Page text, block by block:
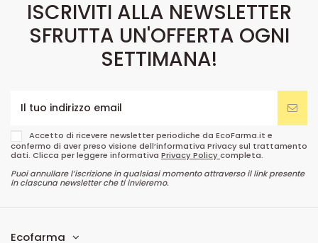
ISCRIVITI ALLA NEWSLETTER
SFRUTTA UN'OFFERTA OGNI
SETTIMANA!
Accetto di ricevere newsletter periodiche da EcoFarma.it e
confermo di aver preso visione dell’informativa Privacy sul trattamento
dati. Clicca per leggere informativa Privacy Policycompleta.
Puoi annullare l’iscrizione in qualsiasi momento attraverso il link presente
in ciascuna newsletter che ti invieremo.
Ecofarma